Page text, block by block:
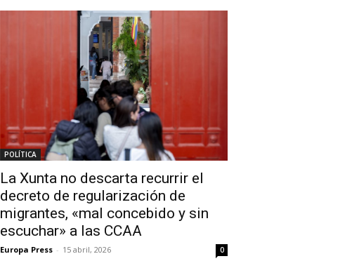
POLÍTICA
La Xunta no descarta recurrir el
decreto de regularización de
migrantes, «mal concebido y sin
escuchar» a las CCAA
Europa Press - 15 abril, 2026 0